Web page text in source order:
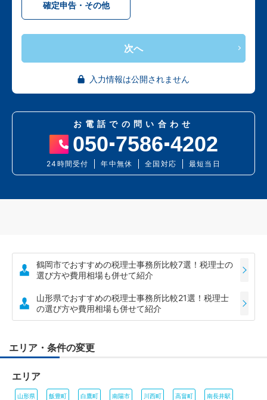
確定申告・その他
次へ
入力情報は公開されません
お電話での問い合わせ
050 7586 4202
24時間受付 年中無休 全国対応 最短当日
鶴岡市でおすすめの税理士事務所比較7選！税理士の
選び方や費用相場も併せて紹介
山形県でおすすめの税理士事務所比較21選！税理士
の選び方や費用相場も併せて紹介
エリア・条件の変更
エリア
山形県 飯豊町 白鷹町 南陽市 川西町 高畠町 南長井駅